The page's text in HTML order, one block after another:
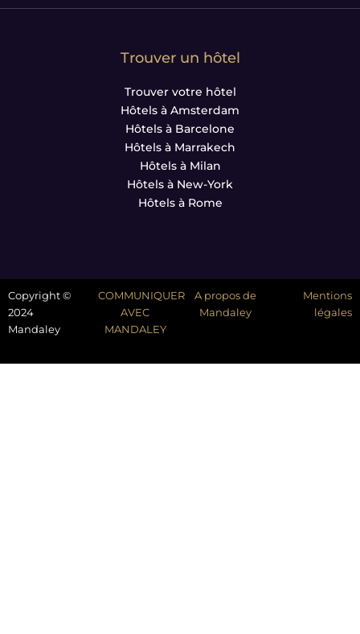
Trouver un hôtel
Trouver votre hôtel
Hôtels à Amsterdam
Hôtels à Barcelone
Hôtels à Marrakech
Hôtels à Milan
Hôtels à New-York
Hôtels à Rome
Copyright ©
2024
Mandaley
COMMUNIQUER
AVEC
MANDALEY
A propos de
Mandaley
Mentions
légales